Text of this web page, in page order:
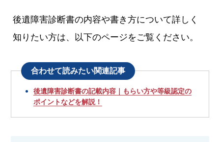
後遺障害診断書の内容や書き方について詳しく
知りたい方は、以下のページをご覧ください。
合わせて読みたい関連記事
後遺障害診断書の記載内容｜もらい方や等級認定の
ポイントなどを解説！